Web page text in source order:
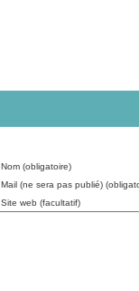
Nom (obligatoire)
Mail (ne sera pas publié)
Site web (facultatif)